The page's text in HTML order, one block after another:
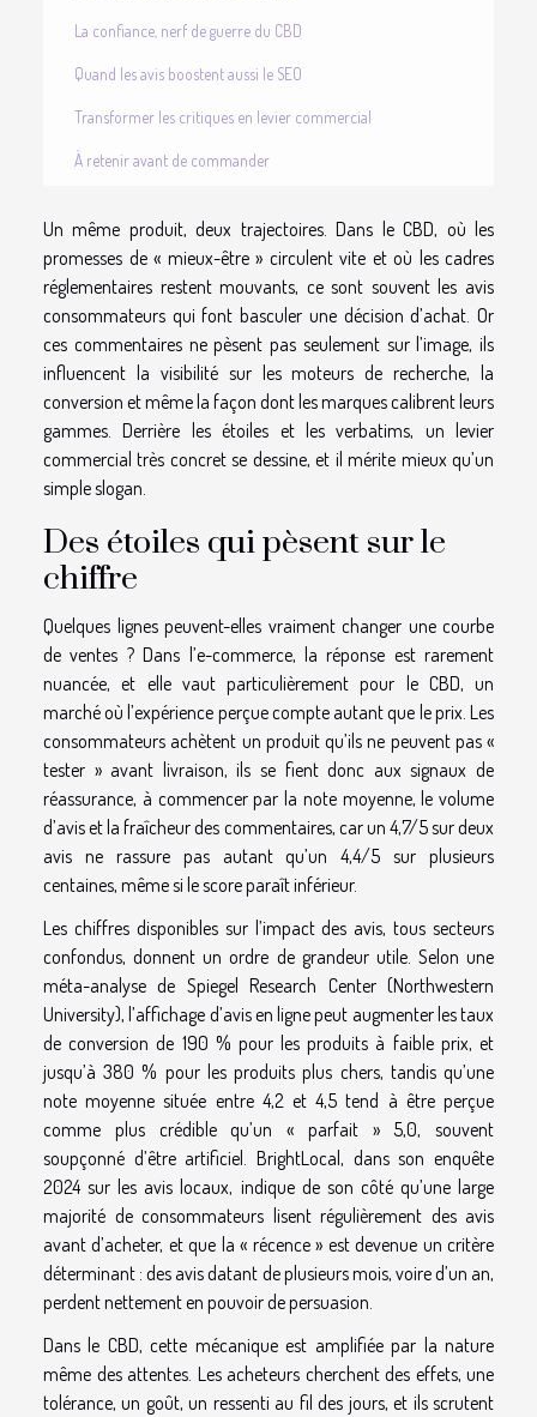
La confiance, nerf de guerre du CBD
Quand les avis boostent aussi le SEO
Transformer les critiques en levier commercial
À retenir avant de commander
Un même produit, deux trajectoires. Dans le CBD, où les
promesses de « mieux-être » circulent vite et où les cadres
réglementaires restent mouvants, ce sont souvent les avis
consommateurs qui font basculer une décision d’achat. Or
ces commentaires ne pèsent pas seulement sur l’image, ils
influencent la visibilité sur les moteurs de recherche, la
conversion et même la façon dont les marques calibrent leurs
gammes. Derrière les étoiles et les verbatims, un levier
commercial très concret se dessine, et il mérite mieux qu’un
simple slogan.
Des étoiles qui pèsent sur le
chiffre
Quelques lignes peuvent-elles vraiment changer une courbe
de ventes ? Dans l’e-commerce, la réponse est rarement
nuancée, et elle vaut particulièrement pour le CBD, un
marché où l’expérience perçue compte autant que le prix. Les
consommateurs achètent un produit qu’ils ne peuvent pas «
tester » avant livraison, ils se fient donc aux signaux de
réassurance, à commencer par la note moyenne, le volume
d’avis et la fraîcheur des commentaires, car un 4,7/5 sur deux
avis ne rassure pas autant qu’un 4,4/5 sur plusieurs
centaines, même si le score paraît inférieur.
Les chiffres disponibles sur l’impact des avis, tous secteurs
confondus, donnent un ordre de grandeur utile. Selon une
méta-analyse de Spiegel Research Center (Northwestern
University), l’affichage d’avis en ligne peut augmenter les taux
de conversion de 190 % pour les produits à faible prix, et
jusqu’à 380 % pour les produits plus chers, tandis qu’une
note moyenne située entre 4,2 et 4,5 tend à être perçue
comme plus crédible qu’un « parfait » 5,0, souvent
soupçonné d’être artificiel. BrightLocal, dans son enquête
2024 sur les avis locaux, indique de son côté qu’une large
majorité de consommateurs lisent régulièrement des avis
avant d’acheter, et que la « récence » est devenue un critère
déterminant : des avis datant de plusieurs mois, voire d’un an,
perdent nettement en pouvoir de persuasion.
Dans le CBD, cette mécanique est amplifiée par la nature
même des attentes. Les acheteurs cherchent des effets, une
tolérance, un goût, un ressenti au fil des jours, et ils scrutent